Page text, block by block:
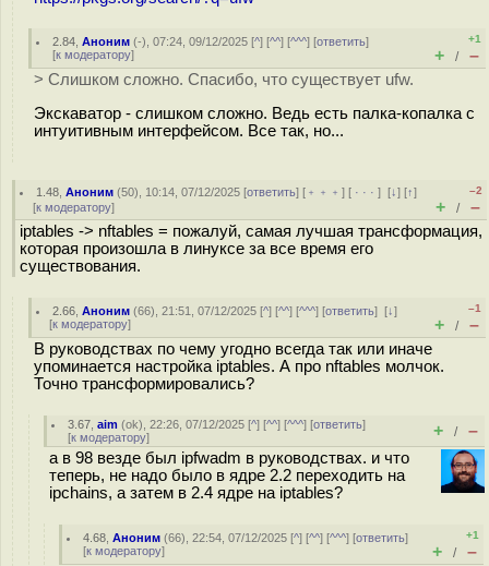
2.84 ,Аноним (-), 07:24, 09/12/2025 [^] [^^] [^^^] [ответить]
[к модератору]
+1
+ / –
> Слишком сложно. Спасибо, что существует ufw.
Экскаватор - слишком сложно. Ведь есть палка-копалка с
интуитивным интерфейсом. Все так, но...
1.48 ,Аноним (50), 10:14, 07/12/2025 [ответить] [ ﹢﹢﹢] [ · · ·][↓] [↑]
[к модератору]
–2
+ / –
iptables -> nftables = пожалуй, самая лучшая трансформация,
которая произошла в линуксе за все время его
существования.
2.66 ,Аноним (66), 21:51, 07/12/2025 [^] [^^] [^^^] [ответить][↓]
[к модератору]
–1
+ / –
В руководствах по чему угодно всегда так или иначе
упоминается настройка iptables. А про nftables молчок.
Точно трансформировались?
3.67 ,aim (ok), 22:26, 07/12/2025 [^] [^^] [^^^] [ответить]
[к модератору] + / –
а в 98 везде был ipfwadm в руководствах. и что
теперь, не надо было в ядре 2.2 переходить на
ipchains, а затем в 2.4 ядре на iptables?
4.68 ,Аноним (66), 22:54, 07/12/2025 [^] [^^] [^^^] [ответить]
[к модератору]
+1
+ / –